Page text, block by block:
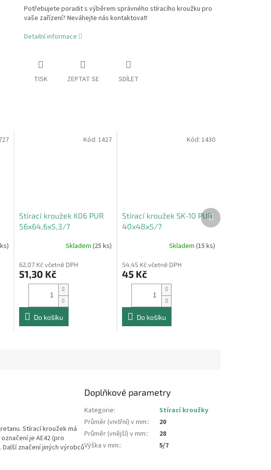
Potřebujete poradit s výběrem správného stíracího kroužku pro
vaše zařízení? Neváhejte nás kontaktovat!
Detailní informace
TISK ZEPTAT SE SDÍLET
Stírací kroužek K06 PUR
56x64,6x5,3/7
Skladem(25 ks)
62,07 Kč včetně DPH
51,30 Kč
Do košíku
Kód:1427
Stírací kroužek SK-10 PUR
40x48x5/7
Skladem (15 ks)
54,45 Kč včetně DPH
45 Kč
Do košíku
Kód: 1430
Další
produkt
Stírací kroužek má
je AE42 (pro
Další značení jiných výrobců
Doplňkové parametry
Kategorie:
Stírací kroužky
Průměr (vnitřní) v mm::
20
Průměr (vnější) v mm::
28
Výška v mm:: 5/7